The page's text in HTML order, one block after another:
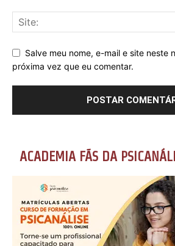
Salve meu nome, e-mail e site neste
próxima vez que eu comentar.
ACADEMIA FÃS DA